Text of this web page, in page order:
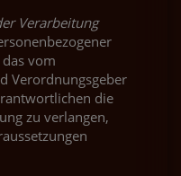
Verarbeitung
vom
Verordnungsgeber
die
zu verlangen,